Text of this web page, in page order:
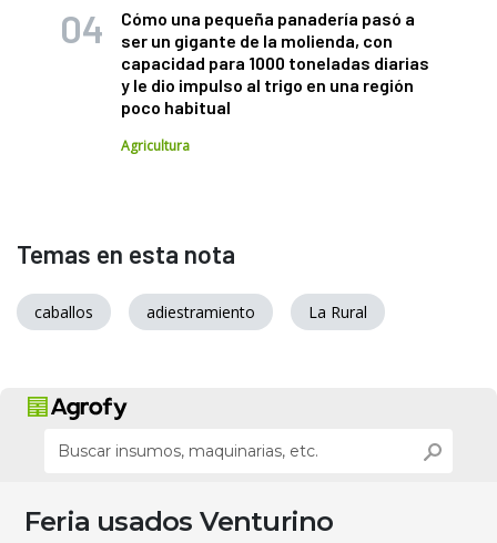
Cómo una pequeña panadería pasó a
ser un gigante de la molienda, con
capacidad para 1000 toneladas diarias
y le dio impulso al trigo en una región
poco habitual
Agricultura
Temas en esta nota
caballos adiestramiento La Rural
Feria usados Venturino